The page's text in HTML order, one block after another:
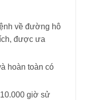
về đường hô
được ưa
hoàn toàn có
giờ sử